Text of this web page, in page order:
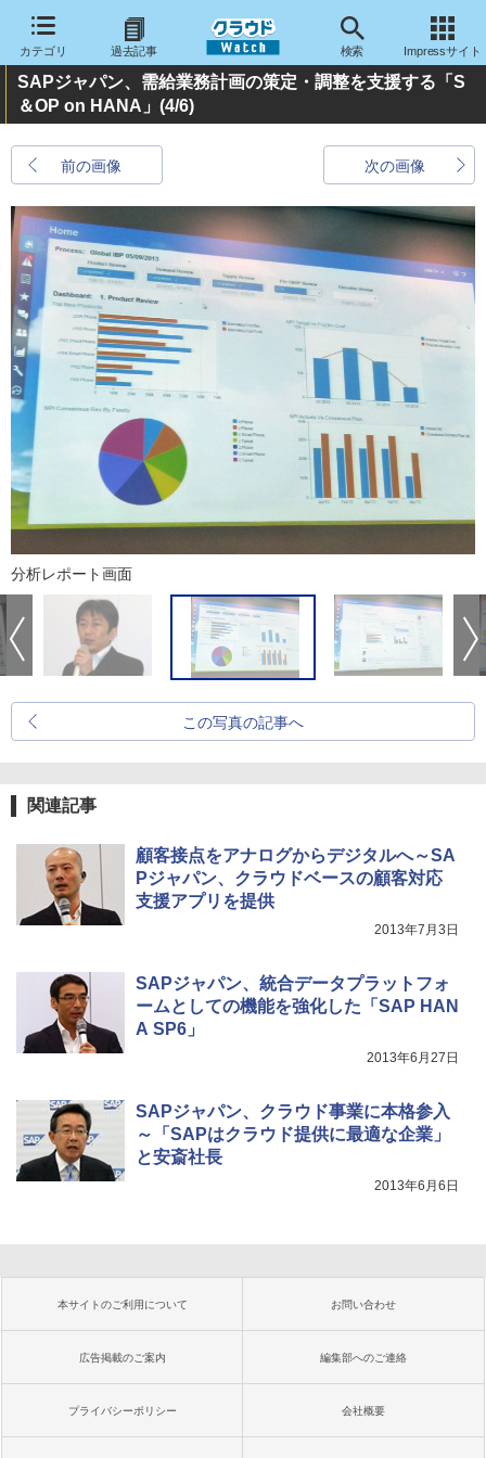
カテゴリ 過去記事 検索 Impressサイト
SAPジャパン、需給業務計画の策定・調整を支援する「S
＆OP on HANA」 (4/6)
前の画像 次の画像
分析レポート画面
この写真の記事へ
関連記事
顧客接点をアナログからデジタルへ～SA
Pジャパン、クラウドベースの顧客対応
支援アプリを提供
2013年7月3日
SAPジャパン、統合データプラットフォ
ームとしての機能を強化した「SAP HAN
A SP6」
2013年6月27日
SAPジャパン、クラウド事業に本格参入
～「SAPはクラウド提供に最適な企業」
と安斎社長
2013年6月6日
本サイトのご利用について お問い合わせ
広告掲載のご案内 編集部へのご連絡
プライバシーポリシー 会社概要